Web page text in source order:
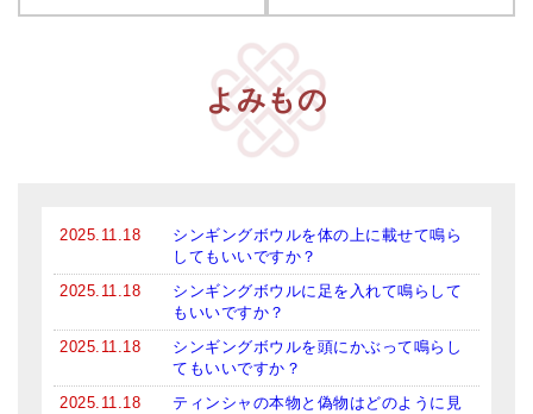
●新・鍛造スペシャル
スティック・マレット・リング（台座）
アマナマナのティンシャ
プレミアム・ティンシャ（L・M）
ベーシック・ティンシャ（4種）
よみもの
2025.11.18
シンギングボウルを体の上に載せて鳴ら
してもいいですか？
2025.11.18
シンギングボウルに足を入れて鳴らして
もいいですか？
2025.11.18
シンギングボウルを頭にかぶって鳴らし
てもいいですか？
2025.11.18
ティンシャの本物と偽物はどのように見